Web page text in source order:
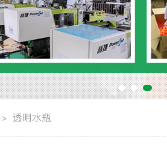
透明水瓶